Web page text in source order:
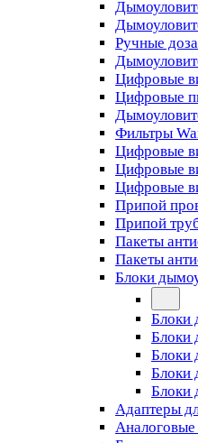
Ручные
Цифровые
Цифровые
Фильтры
Цифровые
Цифровые
Цифровые
Припой
Припой
Пакеты
Пакеты
Блоки
Блоки
Блоки
Блоки
Блоки
Блоки
Адаптеры